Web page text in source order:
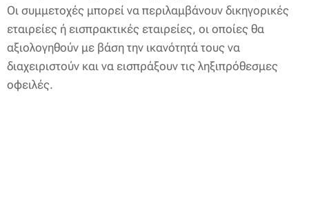
Οι συμμετοχές μπορεί να περιλαμβάνουν δικηγορικές
εταιρείες ή εισπρακτικές εταιρείες, οι οποίες θα
αξιολογηθούν με βάση την ικανότητά τους να
διαχειριστούν και να εισπράξουν τις ληξιπρόθεσμες
οφειλές.